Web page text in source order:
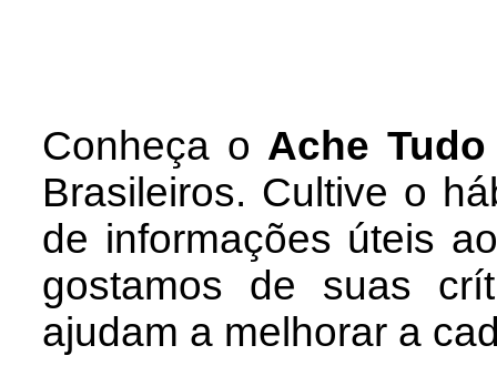
Conheça o Ache
Brasileiros. Cultive o
de informações úteis
gostamos de suas
ajudam a melhorar a